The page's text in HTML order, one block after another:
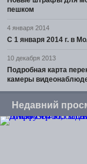
пешком
4 января 2014
С 1 января 2014 г. в
10 декабря 2013
Подробная карта
камеры
Недавний